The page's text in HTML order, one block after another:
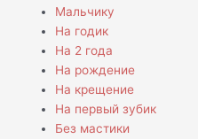
Мальчику
На годик
На 2 года
На рождение
На крещение
На первый зубик
Без мастики